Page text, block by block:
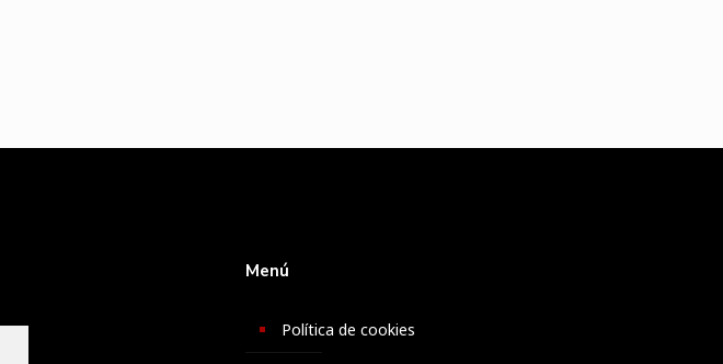
Menú
Política de cookies